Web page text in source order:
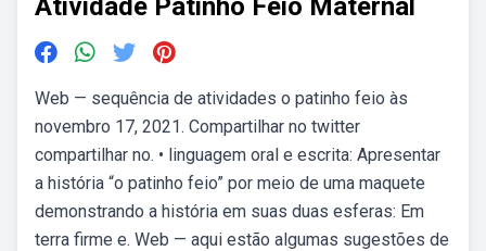
Atividade Patinho Feio Maternal
Web — sequência de atividades o patinho feio às
novembro 17, 2021. Compartilhar no twitter
compartilhar no. • linguagem oral e escrita: Apresentar
a história “o patinho feio” por meio de uma maquete
demonstrando a história em suas duas esferas: Em
terra firme e. Web — aqui estão algumas sugestões de